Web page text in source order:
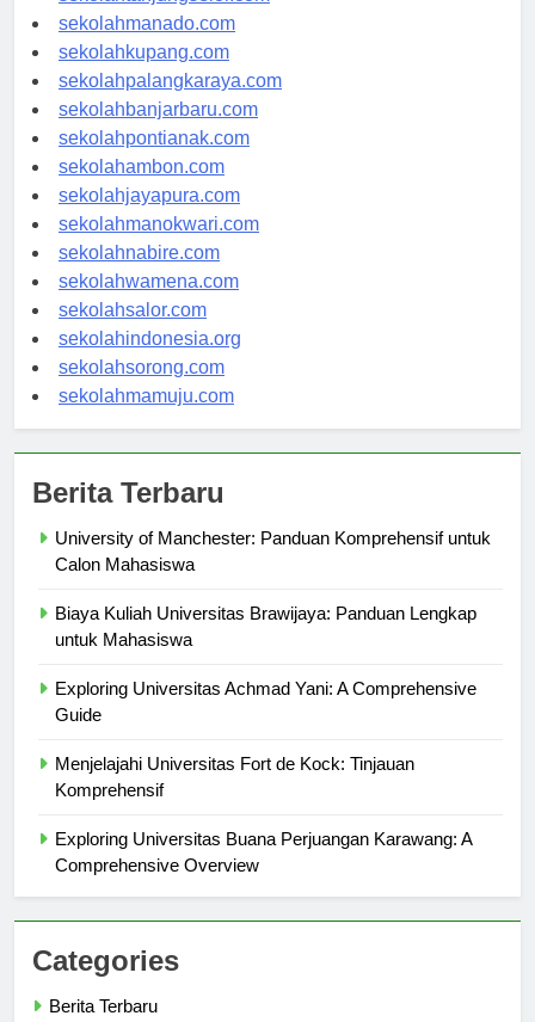
sekolahtanjungselor.com
sekolahmanado.com
sekolahkupang.com
sekolahpalangkaraya.com
sekolahbanjarbaru.com
sekolahpontianak.com
sekolahambon.com
sekolahjayapura.com
sekolahmanokwari.com
sekolahnabire.com
sekolahwamena.com
sekolahsalor.com
sekolahindonesia.org
sekolahsorong.com
University of Manchester: Panduan Komprehensif untuk
Biaya Kuliah Universitas Brawijaya: Panduan Lengkap
Exploring Universitas Achmad Yani: A Comprehensive
Menjelajahi Universitas Fort de Kock: Tinjauan
Exploring Universitas Buana Perjuangan Karawang: A
Categories